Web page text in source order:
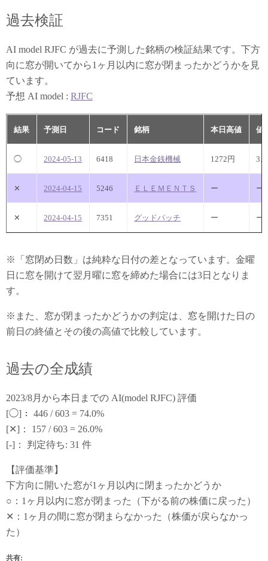
過去検証
AI model RJFC が過去に予測した銘柄の検証結果です。下方
向に窓が開いてから1ヶ月以内に窓が閉まったかどうかを見
ています。
予想 AI model : RJFC
結果 予測日 コード 銘柄 本日高値 値
◯ 2024-05-13 6418 日本金銭機械 1272円
✕ 2024-04-15 5246 ＥＬＥＭＥＮＴＳ ー ー
✕ 2024-04-15 7351 グッドパッチ ー ー
※「窓閉め日数」は純粋な日付の差となっています。金曜
日に窓を開けて翌月曜に窓を締めた場合には3日となりま
す。
※また、窓が閉まったかどうかの判定は、窓を開けた日の
前日の終値とその後の高値で比較しています。
過去の全成績
2023/8月から本日までの AI(model RJFC) 評価
[◯]： 446 / 603 = 74.0%
[✕]： 157 / 603 = 26.0%
[-]： 判定待ち: 31 件
【評価基準】
下方向に開いた窓が1ヶ月以内に閉まったかどうか
○：1ヶ月以内に窓が閉まった（下がる前の株価に戻った）
✕：1ヶ月の間に窓が閉まらなかった（株価が戻らなかっ
た）
共有: